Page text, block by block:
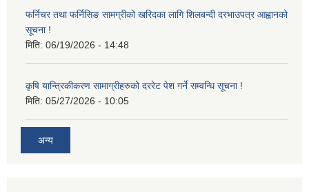
फर्निचर तथा फर्निसिङ सामग्रीको खरिदका लागि शिलबन्दी दरभाउपत्र आह्वानको
सूचना !
मिति: 06/19/2026 - 14:48
कृषि यान्त्रिकीकरण सामाग्रीहरुको दररेट पेश गर्ने सम्वन्धि सूचना !
मिति: 05/27/2026 - 10:05
अन्य